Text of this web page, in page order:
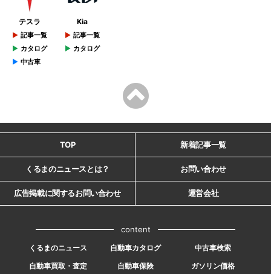
テスラ
記事一覧
カタログ
中古車
Kia
記事一覧
カタログ
TOP 新着記事一覧
くるまのニュースとは？ お問い合わせ
広告掲載に関するお問い合わせ 運営会社
content
くるまのニュース 自動車カタログ
中古車検索
自動車買取・査定
自動車保険 ガソリン価格